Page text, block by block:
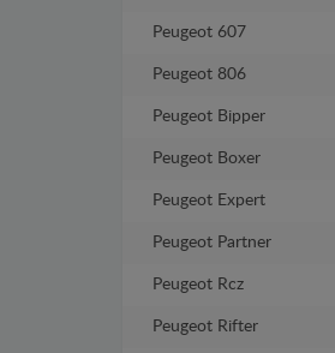
Peugeot 607
Peugeot 806
Peugeot Bipper
Peugeot Boxer
Peugeot Expert
Peugeot Partner
Peugeot Rcz
Peugeot Rifter